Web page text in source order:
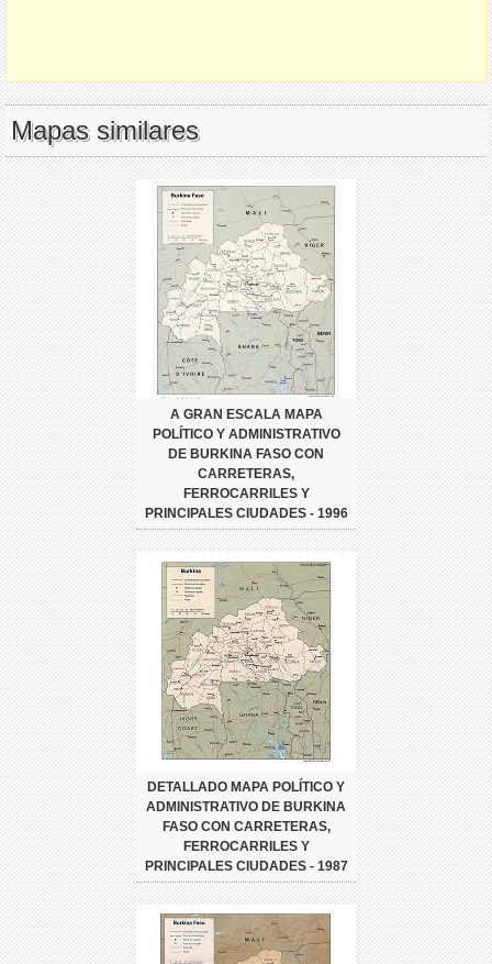
Mapas similares
A GRAN ESCALA MAPA
POLÍTICO Y ADMINISTRATIVO
DE BURKINA FASO CON
CARRETERAS,
FERROCARRILES Y
PRINCIPALES CIUDADES - 1996
DETALLADO MAPA POLÍTICO Y
ADMINISTRATIVO DE BURKINA
FASO CON CARRETERAS,
FERROCARRILES Y
PRINCIPALES CIUDADES - 1987